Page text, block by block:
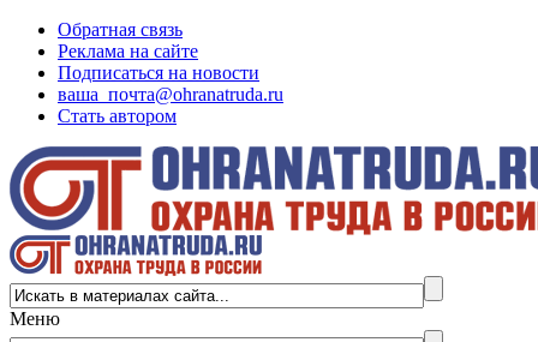
Обратная связь
Реклама на сайте
Подписаться на новости
ваша_почта@ohranatruda.ru
Стать автором
Меню